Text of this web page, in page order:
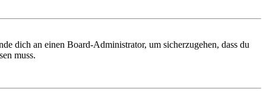
dich an einen Board-Administrator, um sicherzugehen, dass du
muss.